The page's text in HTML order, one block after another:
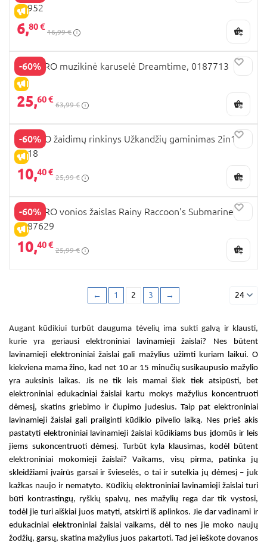
IŠPARDAVIMAS
12952
6,80 €
16,99 €
-60%
IŠPARDAVIMAS
PLAYGRO muzikinė karuselė Dreamtime, 0187713
25,60 €
63,99 €
-60%
IŠPARDAVIMAS
PLAYGO žaidimų rinkinys Užkandžių gaminimas 2in1,
3018
10,40 €
25,99 €
-60%
IŠPARDAVIMAS
PLAYGRO vonios žaislas Rainy Raccoon's Submarine,
4087629
10,40 €
25,99 €
← 1 2 3 → 24
Augant kūdikiui turbūt dauguma tėvelių ima sukti galvą ir klausti,
kurie yra
geriausi elektroniniai lavinamieji žaislai? Nes būtent
lavinamieji elektroniniai žaislai gali mažylius užimti kuriam laikui. O
kiekviena mama žino, kad net 10 ar 15 minučių susikaupusio mažylio
yra auksinis laikas. Jis ne tik leis mamai šiek tiek atsipūsti, bet
elektroniniai edukaciniai žaislai kartu mokys mažylius koncentruoti
dėmesį, skatins griebimo ir čiupimo judesius. Taip pat elektroniniai
lavinamieji žaislai gali prailginti kūdikio pilvelio laiką. Nes prieš akis
pastatyti elektroniniai lavinamieji žaislai kūdikiamsbus įdomūs ir leis
jiems sukoncentruoti dėmesį. Turbūt kyla klausimas, kodėl būtent
elektroniniai mokomieji žaislai? Vaikams, visų pirma, patinka jų
skleidžiami įvairūs garsai ir švieselės, o tai ir sutelkia jų dėmesį – juk
kažkas naujo ir nematyto. Kūdikių elektroniniai lavinamieji žaislaituri
būti kontrastingų, ryškių spalvų, nes mažylių rega dar tik vystosi,
todėl jie turi aiškiai juos matyti, atskirti iš aplinkos. Jie dar vadinami ir
edukaciniai elektroniniai žaislai vaikams, dėl to nes jie moko naujų
žodžių, garsų, skatina mažylius juos pakartoti. Tad jei ieškote dovanos